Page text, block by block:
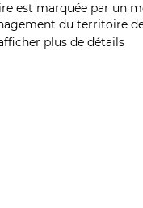
est marquée par un
du territoire
plus de détails